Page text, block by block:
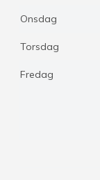
Onsdag
Torsdag
Fredag